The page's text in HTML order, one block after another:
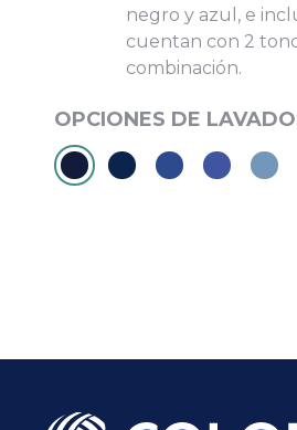
negro y azul, e
cuentan con 2
combinación.